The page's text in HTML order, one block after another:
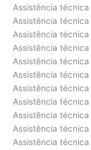
Assistência
Assistência
Assistência
Assistência
Assistência
Assistência
Assistência
Assistência
Assistência
Assistência
Assistência